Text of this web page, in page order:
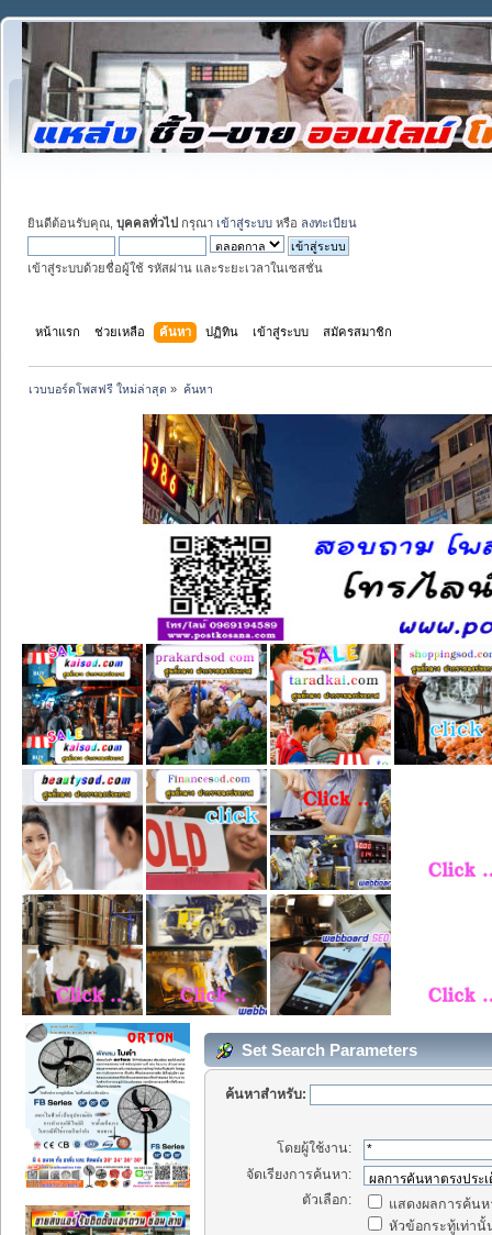
ยินดีต้อนรับคุณ, บุคคลทั่วไป กรุณา เข้าสู่ระบบ หรือ ลงทะเบียน
เข้าสู่ระบบด้วยชื่อผู้ใช้ รหัสผ่าน และระยะเวลาในเซสชั่น
หน้าแรก ช่วยเหลือ ค้นหา ปฏิทิน เข้าสู่ระบบ สมัครสมาชิก
เวบบอร์ดโพสฟรี ใหม่ล่าสุด » ค้นหา
Set Search Parameters
ค้นหาสำหรับ:
โดยผู้ใช้งาน:
จัดเรียงการค้นหา:
ตัวเลือก:
แสดงผลการค้น
หัวข้อกระทู้เท่านั้